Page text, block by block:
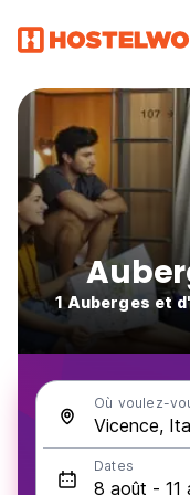
1 Auberges et
Où voulez-
Dates